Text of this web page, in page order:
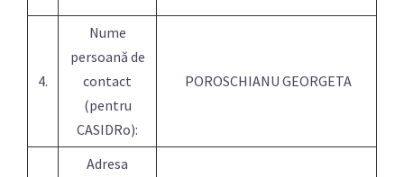
4.
Nume
persoană de
contact
(pentru
CASIDRo):
POROSCHIANU GEORGETA
Adresa